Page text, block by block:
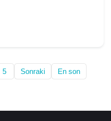
5 Sonraki En son